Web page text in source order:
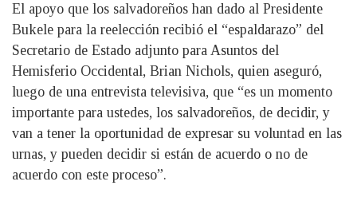
El apoyo que los salvadoreños han dado al Presidente
Bukele para la reelección recibió el “espaldarazo” del
Secretario de Estado adjunto para Asuntos del
Hemisferio Occidental, Brian Nichols, quien aseguró,
luego de una entrevista televisiva, que “es un momento
importante para ustedes, los salvadoreños, de decidir, y
van a tener la oportunidad de expresar su voluntad en las
urnas, y pueden decidir si están de acuerdo o no de
acuerdo con este proceso”.